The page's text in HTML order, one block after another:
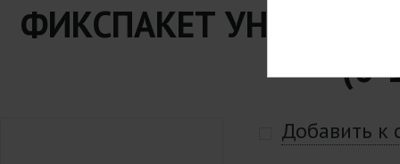
ФИКСПАКЕТ
(0-
Добавить к